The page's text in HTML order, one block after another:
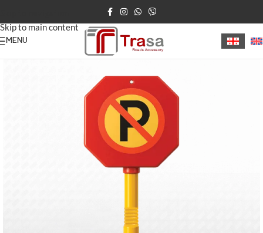
Skip to main content
MENU
მთავარი